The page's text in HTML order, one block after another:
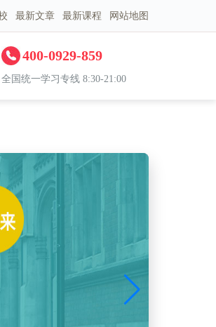
最新文章 最新课程 网站地图
400-0929-859
全国统一学习专线 8:30-21:00